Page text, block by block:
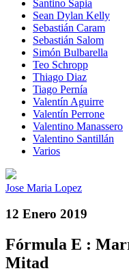
Santino Sapia
Sean Dylan Kelly
Sebastián Caram
Sebastián Salom
Simón Bulbarella
Teo Schropp
Thiago Diaz
Tiago Pernía
Valentín Aguirre
Valentín Perrone
Valentino Manassero
Valentino Santillán
Varios
Jose Maria Lopez
12 Enero 2019
Fórmula E :
Mitad